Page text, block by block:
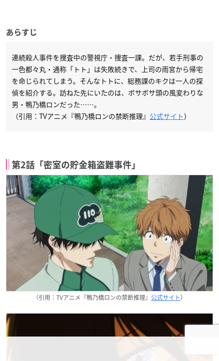
あらすじ
連続殺人事件を捜査中の警視庁・捜査一課。だが、若手刑事の
一色都々丸・通称「トト」は失敗続きで、上司の雨宮から帰宅
を命じられてしまう。そんなトトに、総務課のキクは一人の探
偵を紹介する。訪ねた先にいたのは、ボサボサ頭の風変わりな
男・鴨乃橋ロンだった……。
（引用：TVアニメ『鴨乃橋ロンの禁断推理』 公式サイト）
第2話「密室の貯金箱盗難事件」
（引用：TVアニメ『鴨乃橋ロンの禁断推理』 公式サイト）